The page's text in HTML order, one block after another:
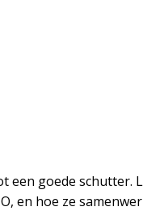
een goede schutter.
en hoe ze